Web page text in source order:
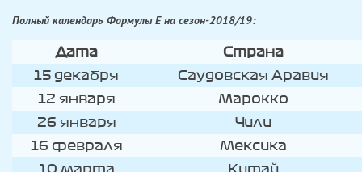
Полный календарь Формулы Е на сезон-2018/19:
Дата
Страна
15 декабря
Саудовская Аравия
12 января
Марокко
26 января
Чили
16 февраля
Мексика
10 марта
Китай